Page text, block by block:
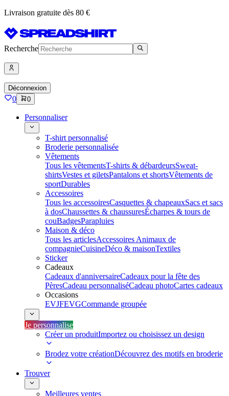
Livraison gratuite dès 80 €
Recherche
Déconnexion
0 0
Personnaliser
T-shirt personnalisé
Broderie personnalisée
Vêtements
Tous les vêtementsT-shirts & débardeursSweat-
shirtsVestes et giletsPantalons et shortsVêtements de
sportDurables
Accessoires
Tous les accessoiresCasquettes & chapeauxSacs et sacs
à dosChaussettes & chaussuresÉcharpes & tours de
couBadgesParapluies
Maison & déco
Tous les articlesAccessoires Animaux de
compagnieCuisineDéco & maisonTextiles
Sticker
Cadeaux
Cadeaux d'anniversaireCadeaux pour la fête des
PèresCadeau personnaliséCadeau photoCartes cadeaux
Occasions
EVJFEVGCommande groupée
Je personnalise
Créer un produitImportez ou choisissez un design
Brodez votre créationDécouvrez des motifs en broderie
Trouver
Meilleures ventes